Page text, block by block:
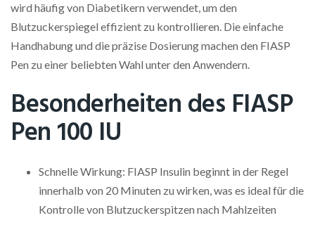
wird häufig von Diabetikern verwendet, um den
Blutzuckerspiegel effizient zu kontrollieren. Die einfache
Handhabung und die präzise Dosierung machen den FIASP
Pen zu einer beliebten Wahl unter den Anwendern.
Besonderheiten des FIASP
Pen 100 IU
Schnelle Wirkung: FIASP Insulin beginnt in der Regel
innerhalb von 20 Minuten zu wirken, was es ideal für die
Kontrolle von Blutzuckerspitzen nach Mahlzeiten